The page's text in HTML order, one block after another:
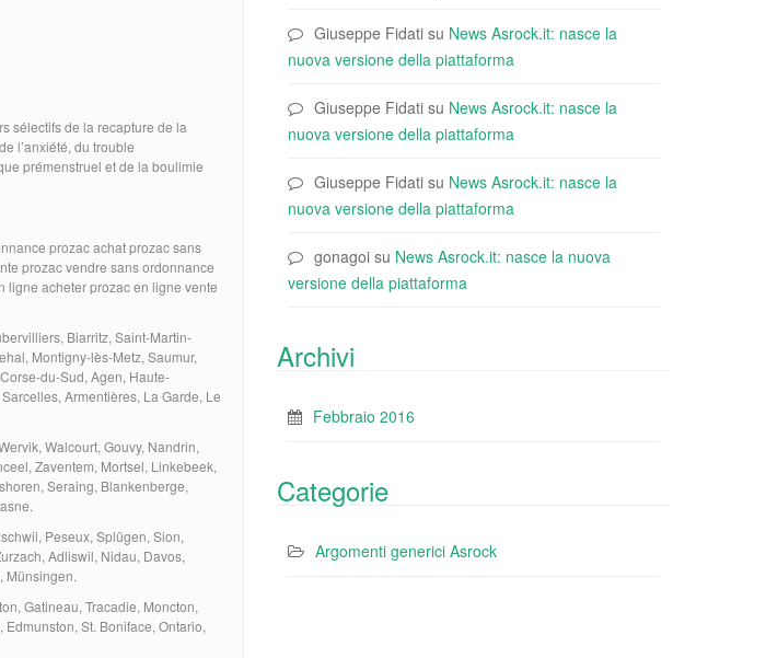
sélectifs de la recapture de la
l’anxiété, du trouble
prémenstruel et de la boulimie
prozac achat prozac sans
prozac vendre sans ordonnance
ligne acheter prozac en ligne vente
Biarritz, Saint-Martin-
Montigny-lès-Metz, Saumur,
du-Sud, Agen, Haute-
Armentières, La Garde, Le
Walcourt, Gouvy, Nandrin,
Zaventem, Mortsel, Linkebeek,
Seraing, Blankenberge,
Peseux, Splügen, Sion,
Adliswil, Nidau, Davos,
Münsingen.
Gatineau, Tracadie, Moncton,
St. Boniface, Ontario,
Giuseppe Fidati su News Asrock.it: nasce la
nuova versione della piattaforma
Giuseppe Fidati su News Asrock.it: nasce la
nuova versione della piattaforma
Giuseppe Fidati su News Asrock.it: nasce la
nuova versione della piattaforma
gonagoi su News Asrock.it: nasce la nuova
versione della piattaforma
Archivi
Febbraio 2016
Categorie
Argomenti generici Asrock